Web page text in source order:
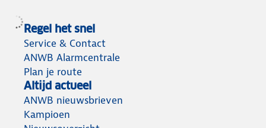
Regel het snel
Service & Contact
ANWB Alarmcentrale
Plan je route
Altijd actueel
ANWB nieuwsbrieven
Kampioen